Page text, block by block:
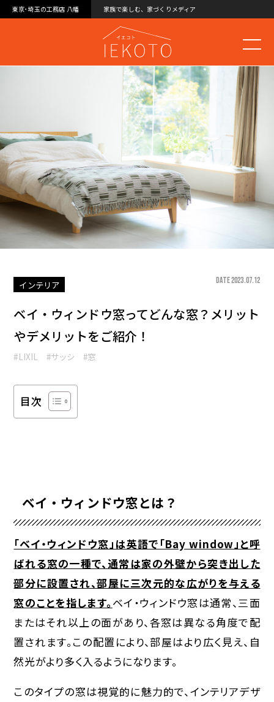
東京･埼玉の工務店 八幡 家族で楽しむ、家づくりメディア
インテリア DATE 2023.07.12
ベイ・ウィンドウ窓ってどんな窓？メリット
やデメリットをご紹介！
#LIXIL #サッシ #窓
目次
ベイ・ウィンドウ窓とは？
「ベイ・ウィンドウ窓」は英語で「Bay window」と呼
ばれる窓の一種で、通常は家の外壁から突き出した
部分に設置され、部屋に三次元的な広がりを与える
窓のことを指します。ベイ・ウィンドウ窓は通常、三面
またはそれ以上の面があり、各窓は異なる角度で配
置されます。この配置により、部屋はより広く見え、自
然光がより多く入るようになります。
このタイプの窓は視覚的に魅力的で、インテリアデザ